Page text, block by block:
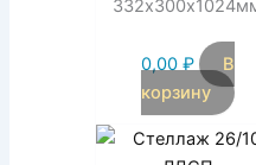
0,00 ₽
В
корзину